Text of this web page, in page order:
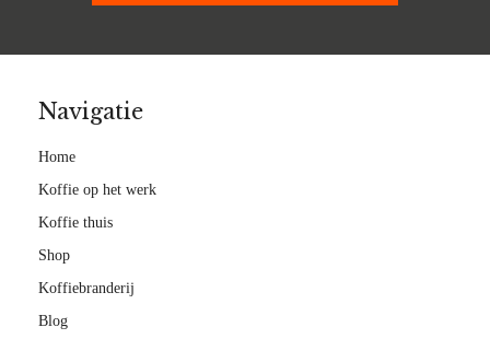
Navigatie
Home
Koffie op het werk
Koffie thuis
Shop
Koffiebranderij
Blog